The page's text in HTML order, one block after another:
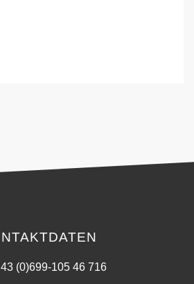
(0)699-105 46 716